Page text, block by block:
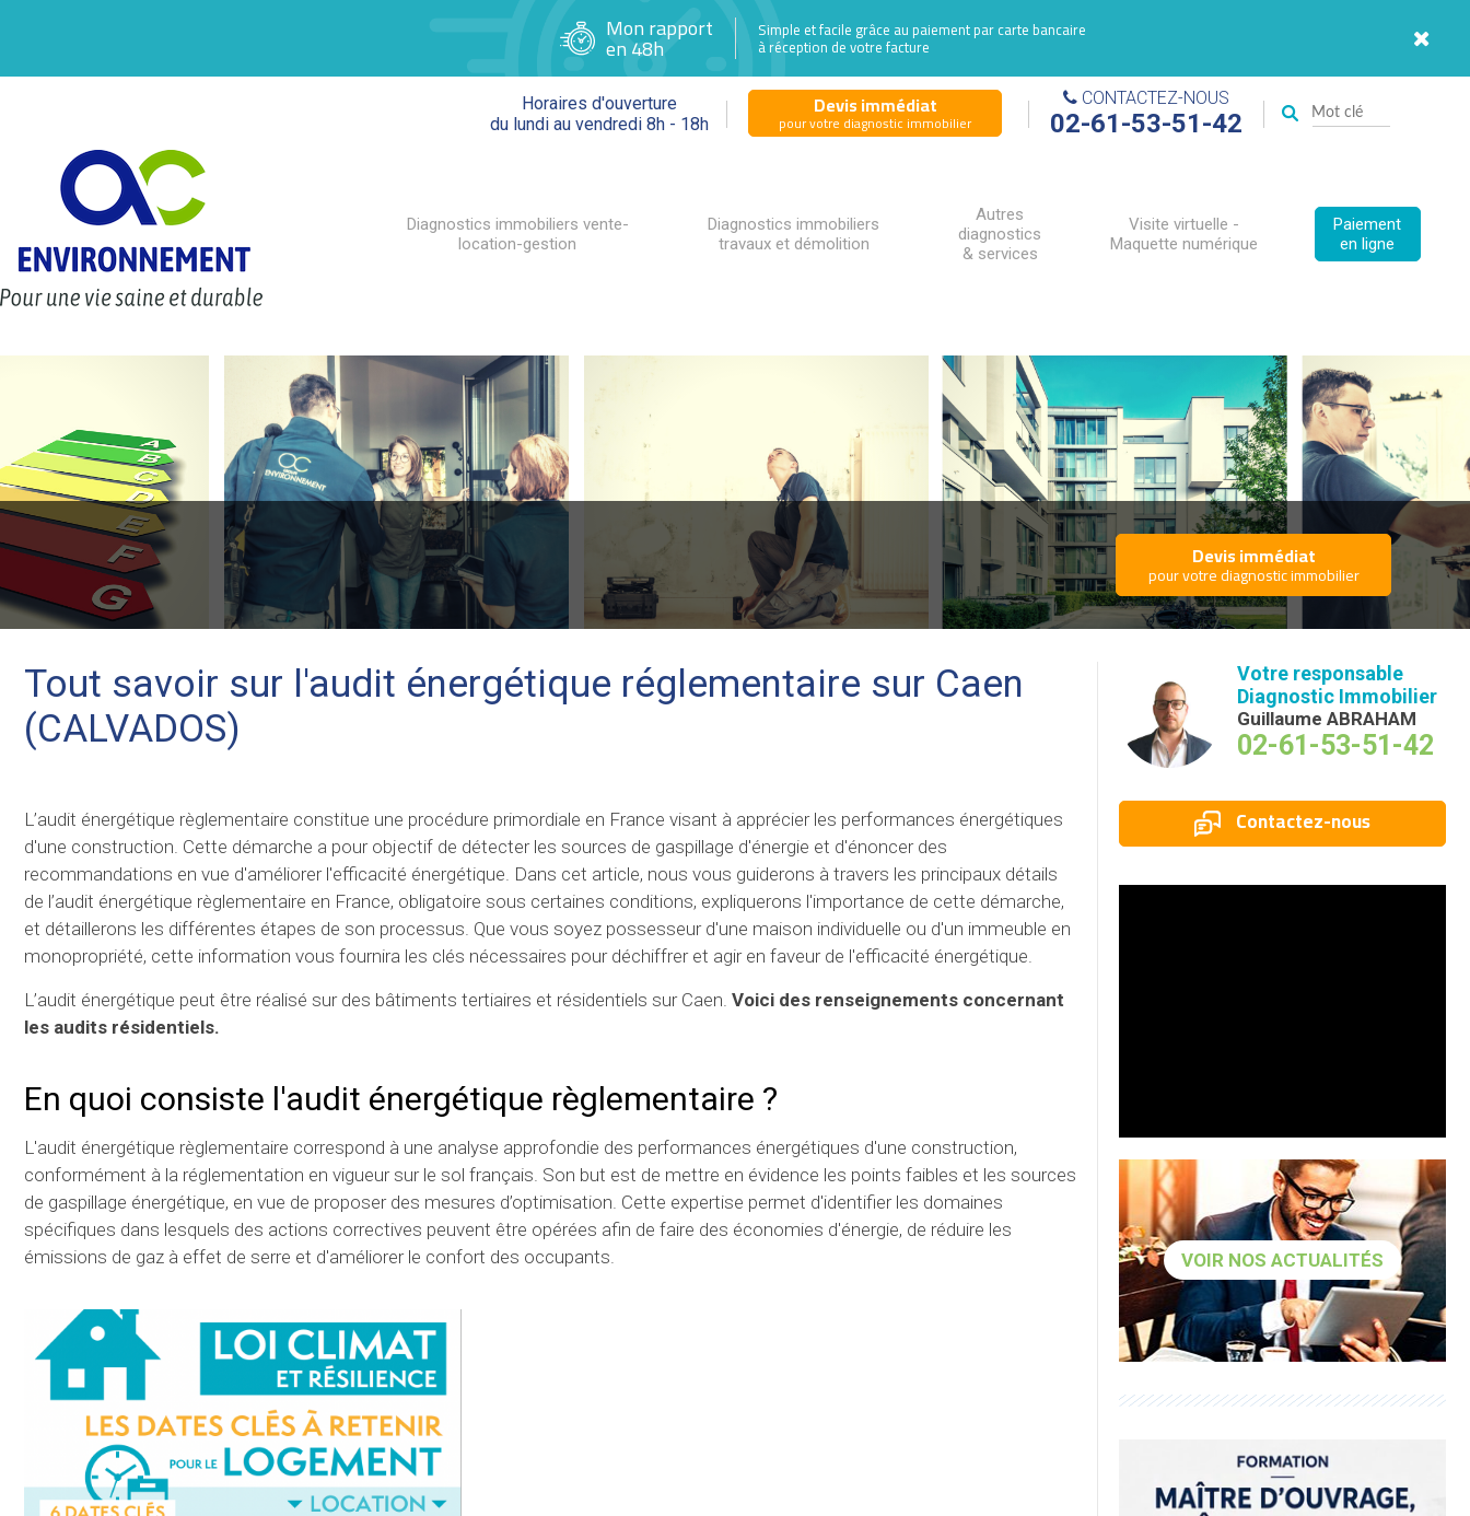
Mon rapport
en 48h
Simple et facile grâce au paiement par carte bancaire
à réception de votre facture
Horaires d'ouverture
du lundi au vendredi 8h - 18h
Devis immédiat
pour votre diagnostic immobilier
CONTACTEZ-NOUS
02-61-53-51-42
Diagnostics immobiliers vente-
location-gestion
Diagnostics immobiliers
travaux et démolition
Autres
diagnostics
& services
Visite virtuelle -
Maquette numérique
Paiement
en ligne
Devis immédiat
pour votre diagnostic immobilier
Tout savoir sur l'audit énergétique réglementaire sur Caen
(CALVADOS)
L’audit énergétique règlementaire constitue une procédure primordiale en France visant à apprécier les performances énergétiques
d'une construction. Cette démarche a pour objectif de détecter les sources de gaspillage d'énergie et d'énoncer des
recommandations en vue d'améliorer l'efficacité énergétique. Dans cet article, nous vous guiderons à travers les principaux détails
de l’audit énergétique règlementaire en France, obligatoire sous certaines conditions, expliquerons l'importance de cette démarche,
et détaillerons les différentes étapes de son processus. Que vous soyez possesseur d'une maison individuelle ou d'un immeuble en
monopropriété, cette information vous fournira les clés nécessaires pour déchiffrer et agir en faveur de l'efficacité énergétique.
L’audit énergétique peut être réalisé sur des bâtiments tertiaires et résidentiels sur Caen. Voici des renseignements concernant
les audits résidentiels.
En quoi consiste l'audit énergétique règlementaire ?
L'audit énergétique règlementaire correspond à une analyse approfondie des performances énergétiques d'une construction,
conformément à la réglementation en vigueur sur le sol français. Son but est de mettre en évidence les points faibles et les sources
de gaspillage énergétique, en vue de proposer des mesures d’optimisation. Cette expertise permet d'identifier les domaines
spécifiques dans lesquels des actions correctives peuvent être opérées afin de faire des économies d'énergie, de réduire les
émissions de gaz à effet de serre et d'améliorer le confort des occupants.
Votre responsable
Diagnostic Immobilier
Guillaume ABRAHAM
02-61-53-51-42
Contactez-nous
VOIR NOS ACTUALITÉS